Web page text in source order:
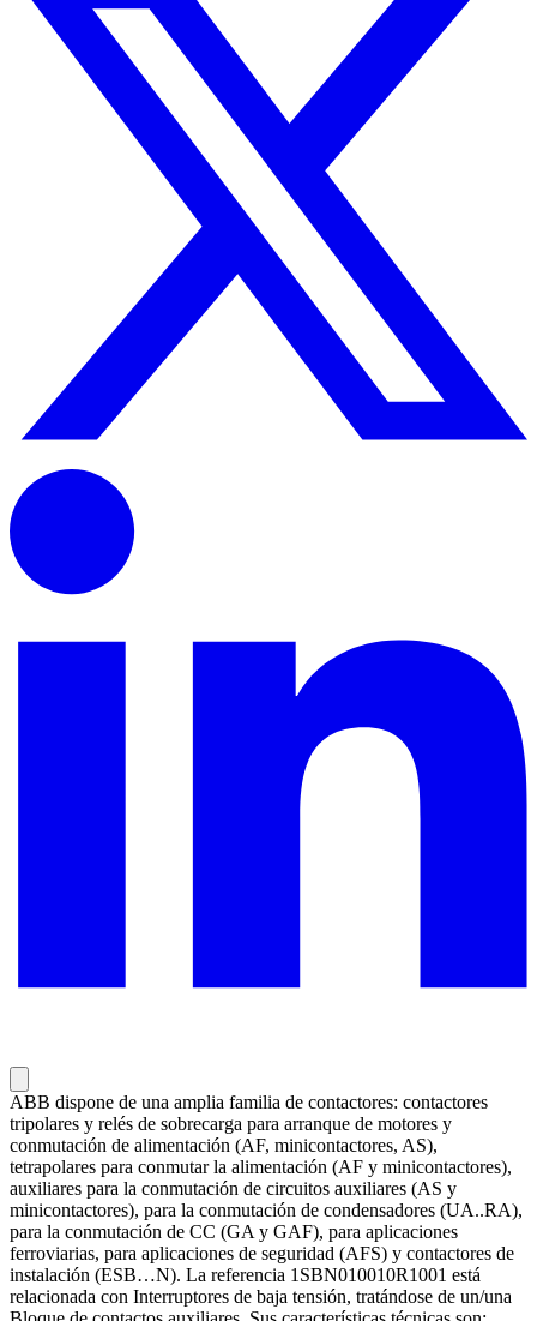
ABB dispone de una amplia familia de contactores: contactores
tripolares y relés de sobrecarga para arranque de motores y
conmutación de alimentación (AF, minicontactores, AS),
tetrapolares para conmutar la alimentación (AF y minicontactores),
auxiliares para la conmutación de circuitos auxiliares (AS y
minicontactores), para la conmutación de condensadores (UA..RA),
para la conmutación de CC (GA y GAF), para aplicaciones
ferroviarias, para aplicaciones de seguridad (AFS) y contactores de
instalación (ESB…N). La referencia 1SBN010010R1001 está
relacionada con Interruptores de baja tensión, tratándose de un/una